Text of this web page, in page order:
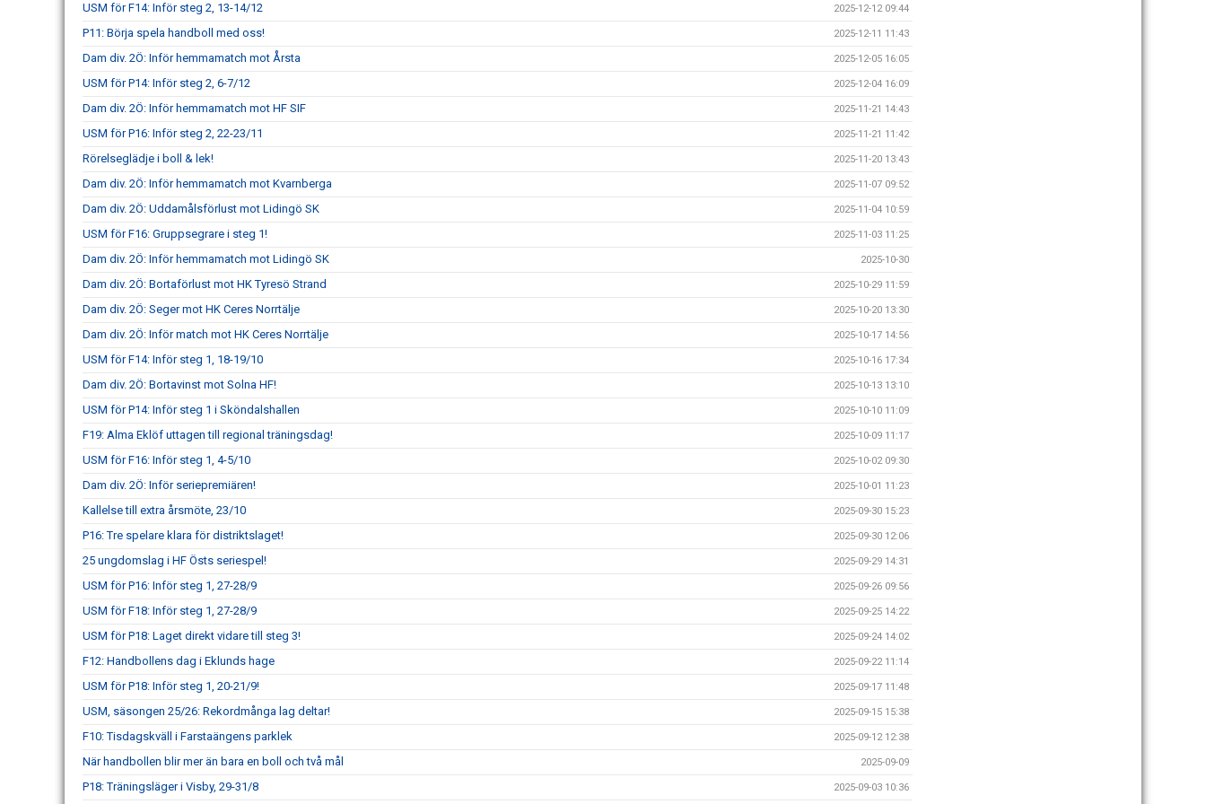
USM för F14: Inför steg 2, 13-14/12 2025-12-12 09:44
P11: Börja spela handboll med oss! 2025-12-11 11:43
Dam div. 2Ö: Inför hemmamatch mot Årsta 2025-12-05 16:05
USM för P14: Inför steg 2, 6-7/12 2025-12-04 16:09
Dam div. 2Ö: Inför hemmamatch mot HF SIF 2025-11-21 14:43
USM för P16: Inför steg 2, 22-23/11 2025-11-21 11:42
Rörelseglädje i boll & lek! 2025-11-20 13:43
Dam div. 2Ö: Inför hemmamatch mot Kvarnberga 2025-11-07 09:52
Dam div. 2Ö: Uddamålsförlust mot Lidingö SK 2025-11-04 10:59
USM för F16: Gruppsegrare i steg 1! 2025-11-03 11:25
Dam div. 2Ö: Inför hemmamatch mot Lidingö SK 2025-10-30
Dam div. 2Ö: Bortaförlust mot HK Tyresö Strand 2025-10-29 11:59
Dam div. 2Ö: Seger mot HK Ceres Norrtälje 2025-10-20 13:30
Dam div. 2Ö: Inför match mot HK Ceres Norrtälje 2025-10-17 14:56
USM för F14: Inför steg 1, 18-19/10 2025-10-16 17:34
Dam div. 2Ö: Bortavinst mot Solna HF! 2025-10-13 13:10
USM för P14: Inför steg 1 i Sköndalshallen 2025-10-10 11:09
F19: Alma Eklöf uttagen till regional träningsdag! 2025-10-09 11:17
USM för F16: Inför steg 1, 4-5/10 2025-10-02 09:30
Dam div. 2Ö: Inför seriepremiären! 2025-10-01 11:23
Kallelse till extra årsmöte, 23/10 2025-09-30 15:23
P16: Tre spelare klara för distriktslaget! 2025-09-30 12:06
25 ungdomslag i HF Östs seriespel! 2025-09-29 14:31
USM för P16: Inför steg 1, 27-28/9 2025-09-26 09:56
USM för F18: Inför steg 1, 27-28/9 2025-09-25 14:22
USM för P18: Laget direkt vidare till steg 3! 2025-09-24 14:02
F12: Handbollens dag i Eklunds hage 2025-09-22 11:14
USM för P18: Inför steg 1, 20-21/9! 2025-09-17 11:48
USM, säsongen 25/26: Rekordmånga lag deltar! 2025-09-15 15:38
F10: Tisdagskväll i Farstaängens parklek 2025-09-12 12:38
När handbollen blir mer än bara en boll och två mål 2025-09-09
P18: Träningsläger i Visby, 29-31/8 2025-09-03 10:36